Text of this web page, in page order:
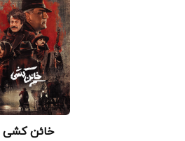
خائن کشی